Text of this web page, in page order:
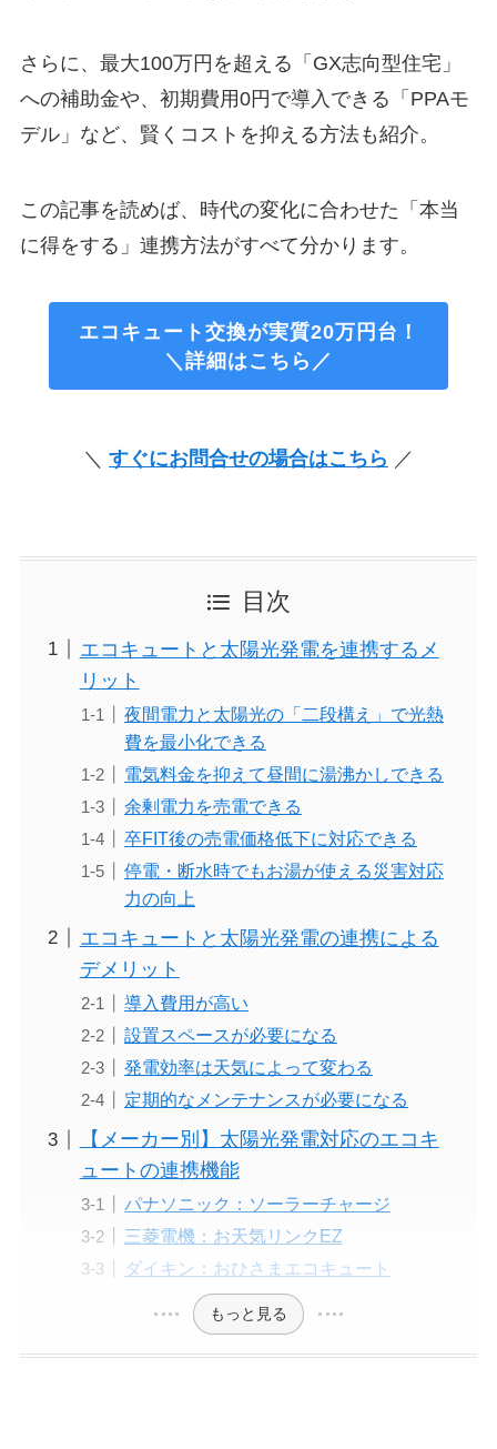
さらに、最大100万円を超える「GX志向型住宅」
への補助金や、初期費用0円で導入できる「PPAモ
デル」など、賢くコストを抑える方法も紹介。
この記事を読めば、時代の変化に合わせた「本当
に得をする」連携方法がすべて分かります。
エコキュート交換が実質20万円台！
＼詳細はこちら／
＼ すぐにお問合せの場合はこちら ／
目次
エコキュートと太陽光発電を連携するメ
リット
夜間電力と太陽光の「二段構え」で光熱
費を最小化できる
電気料金を抑えて昼間に湯沸かしできる
余剰電力を売電できる
卒FIT後の売電価格低下に対応できる
停電・断水時でもお湯が使える災害対応
力の向上
エコキュートと太陽光発電の連携による
デメリット
導入費用が高い
設置スペースが必要になる
発電効率は天気によって変わる
定期的なメンテナンスが必要になる
【メーカー別】太陽光発電対応のエコキ
ュートの連携機能
パナソニック：ソーラーチャージ
三菱電機：お天気リンクEZ
ダイキン：おひさまエコキュート
もっと見る